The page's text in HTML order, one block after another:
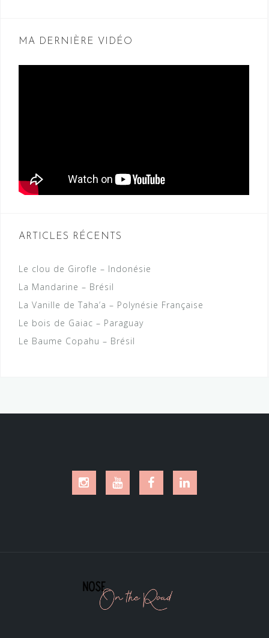
MA DERNIÈRE VIDÉO
ARTICLES RÉCENTS
Le clou de Girofle – Indonésie
La Mandarine – Brésil
La Vanille de Taha’a – Polynésie Française
Le bois de Gaiac – Paraguay
Le Baume Copahu – Brésil
InstagramYoutube Facebook